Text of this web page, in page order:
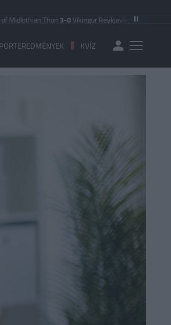
|Thun3-0Vikingur Reykjavik|PAOK Saloniki
KVÍZ